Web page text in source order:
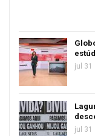
jul 31
jul 31